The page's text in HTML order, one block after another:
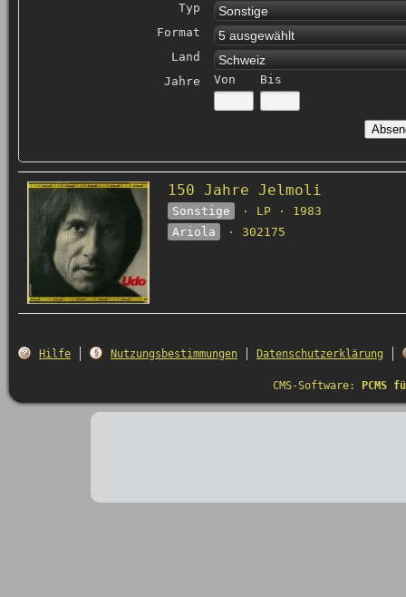
Typ Sonstige
Format 5 ausgewählt
Land Schweiz
Jahre Von Bis
150 Jahre Jelmoli
Sonstige
· LP · 1983
Ariola
· 302175
Hilfe Nutzungsbestimmungen Datenschutzerklärung
CMS-Software: PCMS